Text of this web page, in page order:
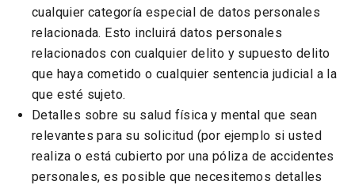
cualquier categoría especial de datos personales
relacionada. Esto incluirá datos personales
relacionados con cualquier delito y supuesto delito
que haya cometido o cualquier sentencia judicial a la
que esté sujeto.
Detalles sobre su salud física y mental que sean
relevantes para su solicitud (por ejemplo si usted
realiza o está cubierto por una póliza de accidentes
personales, es posible que necesitemos detalles